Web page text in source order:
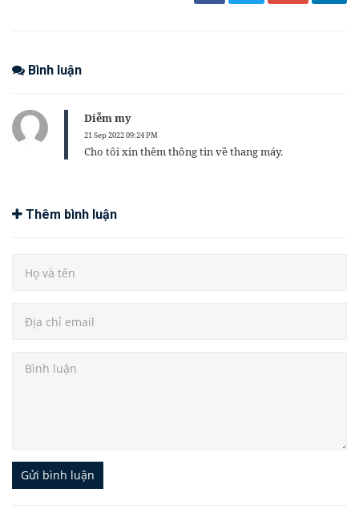
Bình luận
Diễm my
21 Sep 2022 09:24 PM
Cho tôi xin thêm thông tin về thang máy.
Thêm bình luận
Gửi bình luận